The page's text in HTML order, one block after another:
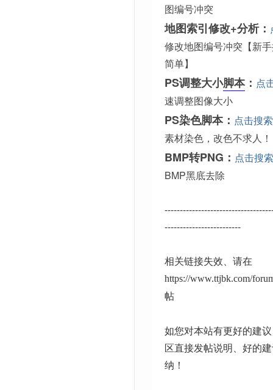
图编号冲突
地图索引修改+分析：
修改地图编号冲突【新
简单】
PS调整大小脚本： 点
速调整图像大小
PS染色脚本： 点击搜索
素材染色，改色不求人！
BMP转PNG： 点击搜索
BMP黑底去除
-------------------------
相关链接失效、请在
https://www.ttjbk.com/
帖
如您对本站有更好的建
区直接发帖说明、好的
纳！